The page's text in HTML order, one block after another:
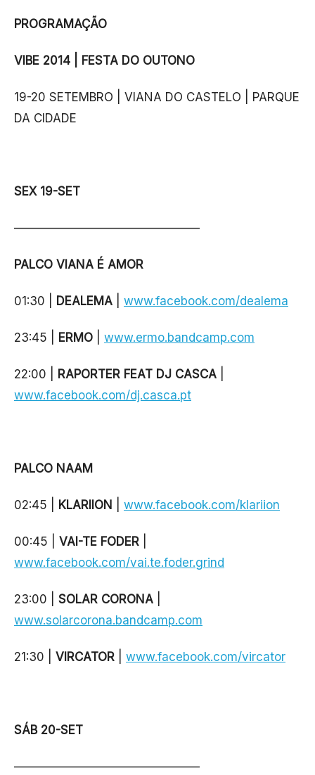
PROGRAMAÇÃO
VIBE 2014 | FESTA DO OUTONO
19-20 SETEMBRO | VIANA DO CASTELO | PARQUE
DA CIDADE
SEX 19-SET
———————————————–
PALCO VIANA É AMOR
01:30 | DEALEMA www.facebook.com/dealema
23:45 | ERMO www.ermo.bandcamp.com
22:00 | RAPORTER FEAT DJ CASCA
www.facebook.com/dj.casca.pt
PALCO NAAM
02:45 | KLARIION www.facebook.com/klariion
00:45 | VAI-TE FODER
www.facebook.com/vai.te.foder.grind
23:00 | SOLAR CORONA
www.solarcorona.bandcamp.com
21:30 | VIRCATOR www.facebook.com/vircator
SÁB 20-SET
———————————————–